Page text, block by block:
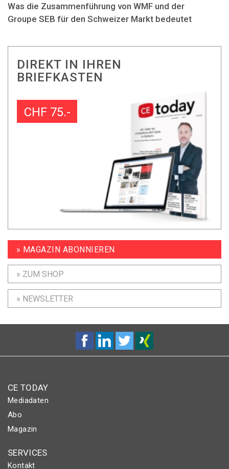
Was die Zusammenführung von WMF und der
Groupe SEB für den Schweizer Markt bedeutet
DIREKT IN IHREN
BRIEFKASTEN
CHF 75.-
» MAGAZIN ABONNIEREN
» ZUM SHOP
» NEWSLETTER
CE TODAY
Mediadaten
Abo
Magazin
SERVICES
Kontakt